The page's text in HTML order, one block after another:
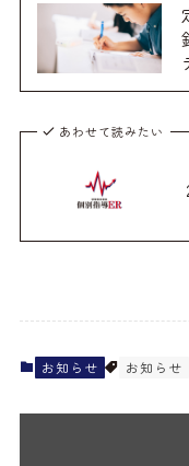
あわせて読みたい
お知らせ お知らせ